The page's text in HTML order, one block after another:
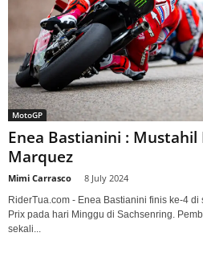
MotoGP
Enea Bastianini :
Marquez
Mimi Carrasco 8 July 2024
RiderTua.com - Enea Bastianini finis ke-4
Prix pada hari Minggu di Sachsenring.
sekali...